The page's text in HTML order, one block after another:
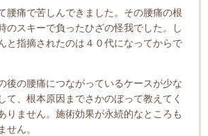
腰痛で苦しんできました。その腰痛の根
のスキーで負ったひざの怪我でした。し
と指摘されたのは４０代になってからで
後の腰痛につながっているケースが少な
て、根本原因までさかのぼって教えてく
りません。施術効果が永続的なところも
せん。